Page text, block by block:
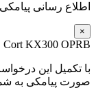
اطلاع رسانی پیامکی
×
Cort KX300 OPRB
با تکمیل این
صورت پیامکی به